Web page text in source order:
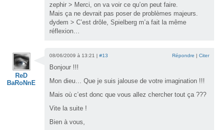
zephir > Merci, on va voir ce qu’on peut faire.
Mais ça ne devrait pas poser de problèmes majeurs.
dydem > C’est drôle, Spielberg m’a fait la même
réflexion…
ReD
BaRoNnE
08/06/2009 à 13:21 | #13 Répondre | Citer
Bonjour !!!
Mon dieu… Que je suis jalouse de votre imagination !!!
Mais où c’est donc que vous allez chercher tout ça ???
Vite la suite !
Bien à vous,